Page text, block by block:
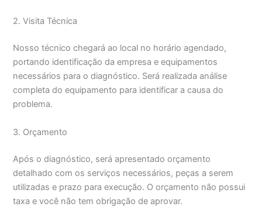
2. Visita Técnica
Nosso técnico chegará ao local no horário agendado,
portando identificação da empresa e equipamentos
necessários para o diagnóstico. Será realizada análise
completa do equipamento para identificar a causa do
problema.
3. Orçamento
Após o diagnóstico, será apresentado orçamento
detalhado com os serviços necessários, peças a serem
utilizadas e prazo para execução. O orçamento não possui
taxa e você não tem obrigação de aprovar.